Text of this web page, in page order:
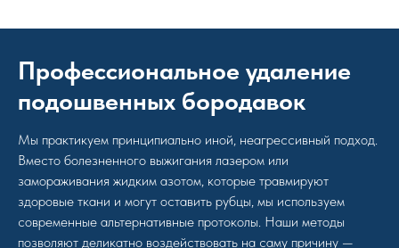
Профессиональное удаление
подошвенных бородавок
Мы практикуем принципиально иной, неагрессивный подход.
Вместо болезненного выжигания лазером или
замораживания жидким азотом, которые травмируют
здоровые ткани и могут оставить рубцы, мы используем
современные альтернативные протоколы. Наши методы
позволяют деликатно воздействовать на саму причину —